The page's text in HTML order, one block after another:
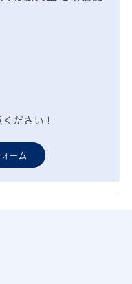
ださい！
ーム